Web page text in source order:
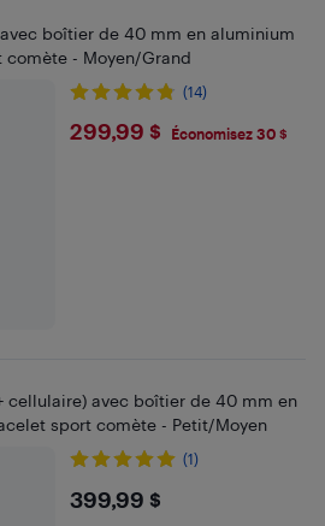
avec boîtier de 40 mm en aluminium
- Moyen/Grand
(14)
$299.99
299,99 $ Économisez 30 $
cellulaire) avec boîtier de 40 mm en
sport comète - Petit/Moyen
(1)
$399.99
399,99 $